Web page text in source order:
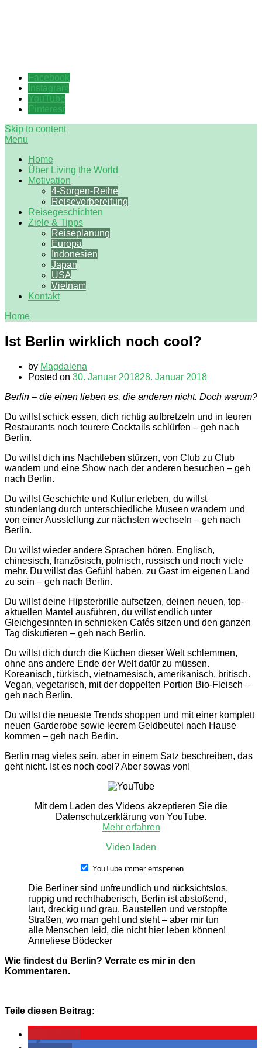
Facebook
Instagram
YouTube
Pinterest
Skip to content
Menu
Home
Über Living the World
Motivation
4-Sorgen-Reihe
Reisevorbereitung
Reisegeschichten
Ziele & Tipps
Reiseplanung
Europa
Indonesien
Japan
USA
Vietnam
Kontakt
Home
Ist Berlin wirklich noch cool?
by Magdalena
Posted on 30. Januar 201828. Januar 2018
Berlin – die einen lieben es, die anderen nicht. Doch warum?
Du willst schick essen, dich richtig aufbretzeln und in teuren
Restaurants noch teurere Cocktails schlürfen – geh nach
Berlin.
Du willst dich ins Nachtleben stürzen, von Club zu Club
wandern und eine Show nach der anderen besuchen – geh
nach Berlin.
Du willst Geschichte und Kultur erleben, du willst
stundenlang durch unterschiedliche Museen wandern und
von einer Ausstellung zur nächsten wechseln – geh nach
Berlin.
Du willst wieder andere Sprachen hören. Englisch,
chinesisch, französisch, polnisch, russisch und noch viele
mehr. Du willst das Gefühl haben, zu Gast im eigenen Land
zu sein – geh nach Berlin.
Du willst deine Hipsterbrille aufsetzen, deinen neuen, top-
aktuellen Mantel ausführen, du willst endlich unter
Gleichgesinnten in schnieken Cafés sitzen und den ganzen
Tag diskutieren – geh nach Berlin.
Du willst dich durch die Küchen dieser Welt schlemmen,
ohne ans andere Ende der Welt dafür zu müssen.
Koreanisch, türkisch, vietnamesisch, amerikanisch, britisch.
Vegan, vegetarisch, mit der doppelten Portion Bio-Fleisch –
geh nach Berlin.
Du willst die neueste Trends shoppen und mit einer komplett
neuen Garderobe sowie leerem Geldbeutel nach Hause
kommen – geh nach Berlin.
Berlin mag vieles sein, aber in einem Satz beschreiben, das
geht nicht. Ist es noch cool? Aber sowas von!
Mit dem Laden des Videos akzeptieren Sie die
Datenschutzerklärung von YouTube.
Mehr erfahren
Video laden
YouTube immer entsperren
Die Berliner sind unfreundlich und rücksichtslos,
ruppig und rechthaberisch, Berlin ist abstoßend,
laut, dreckig und grau, Baustellen und verstopfte
Straßen, wo man geht und steht – aber mir tun
alle Menschen leid, die nicht hier leben können!
Anneliese Bödecker
Wie findest du Berlin? Verrate es mir in den
Kommentaren.
Teile diesen Beitrag: